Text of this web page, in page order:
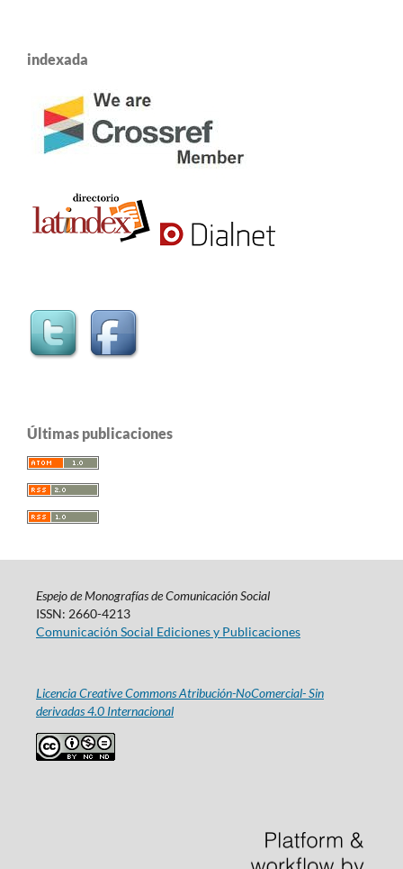
indexada
Últimas publicaciones
Espejo de Monografías de Comunicación Social
ISSN: 2660-4213
Comunicación Social Ediciones y Publicaciones
Licencia Creative Commons Atribución-NoComercial- Sin
derivadas 4.0 Internacional